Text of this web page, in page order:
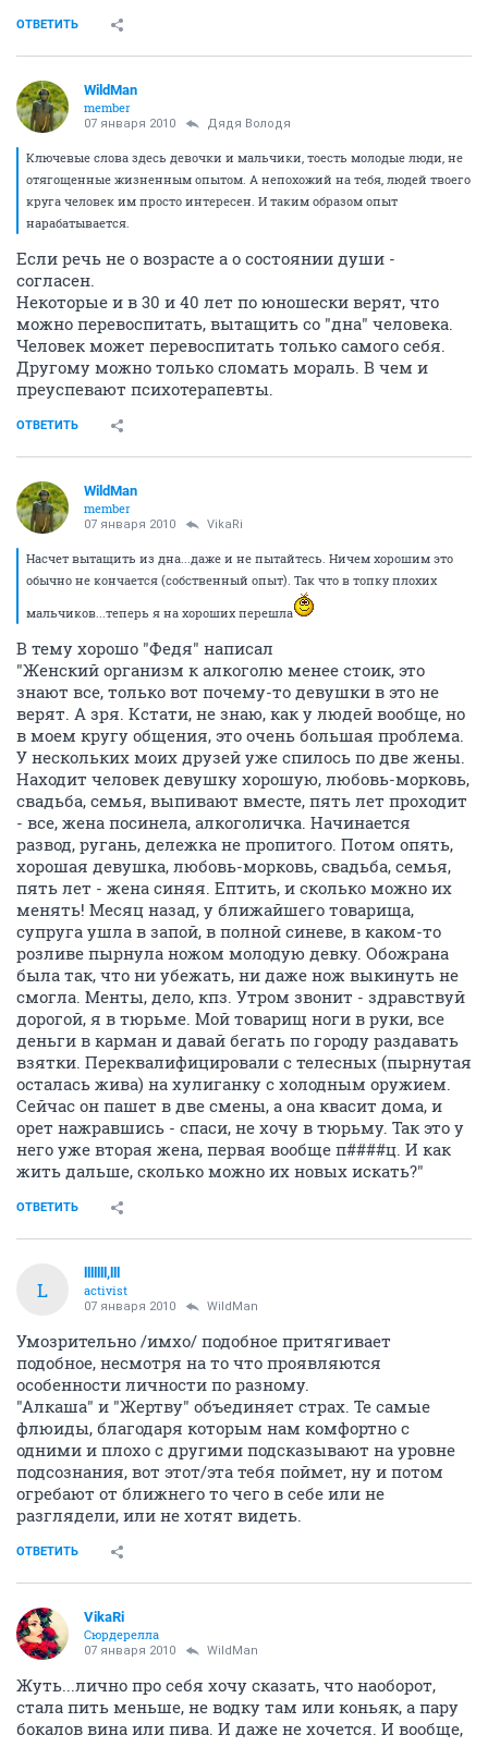
ОТВЕТИТЬ
WildMan
member
07 января 2010 Дядя Володя
Ключевые слова здесь девочки и мальчики, тоесть молодые люди, не
отягощенные жизненным опытом. А непохожий на тебя, людей твоего
круга человек им просто интересен. И таким образом опыт
нарабатывается.
Если речь не о возрасте а о состоянии души -
согласен.
Некоторые и в 30 и 40 лет по юношески верят, что
можно перевоспитать, вытащить со "дна" человека.
Человек может перевоспитать только самого себя.
Другому можно только сломать мораль. В чем и
преуспевают психотерапевты.
ОТВЕТИТЬ
WildMan
member
07 января 2010 VikaRi
Насчет вытащить из дна...даже и не пытайтесь. Ничем хорошим это
обычно не кончается (собственный опыт). Так что в топку плохих
мальчиков...теперь я на хороших перешла
В тему хорошо "Федя" написал
"Женский организм к алкоголю менее стоик, это
знают все, только вот почему-то девушки в это не
верят. А зря. Кстати, не знаю, как у людей вообще, но
в моем кругу общения, это очень большая проблема.
У нескольких моих друзей уже спилось по две жены.
Находит человек девушку хорошую, любовь-морковь,
свадьба, семья, выпивают вместе, пять лет проходит
- все, жена посинела, алкоголичка. Начинается
развод, ругань, дележка не пропитого. Потом опять,
хорошая девушка, любовь-морковь, свадьба, семья,
пять лет - жена синяя. Ептить, и сколько можно их
менять! Месяц назад, у ближайшего товарища,
супруга ушла в запой, в полной синеве, в каком-то
розливе пырнула ножом молодую девку. Обожрана
была так, что ни убежать, ни даже нож выкинуть не
смогла. Менты, дело, кпз. Утром звонит - здравствуй
дорогой, я в тюрьме. Мой товарищ ноги в руки, все
деньги в карман и давай бегать по городу раздавать
взятки. Переквалифицировали с телесных (пырнутая
осталась жива) на хулиганку с холодным оружием.
Сейчас он пашет в две смены, а она квасит дома, и
орет нажравшись - спаси, не хочу в тюрьму. Так это у
него уже вторая жена, первая вообще п####ц. И как
жить дальше, сколько можно их новых искать?"
ОТВЕТИТЬ
L
lllllll,lll
activist
07 января 2010 WildMan
Умозрительно /имхо/ подобное притягивает
подобное, несмотря на то что проявляются
особенности личности по разному.
"Алкаша" и "Жертву" объединяет страх. Те самые
флюиды, благодаря которым нам комфортно с
одними и плохо с другими подсказывают на уровне
подсознания, вот этот/эта тебя поймет, ну и потом
огребают от ближнего то чего в себе или не
разглядели, или не хотят видеть.
ОТВЕТИТЬ
VikaRi
Сюрдерелла
07 января 2010 WildMan
Жуть...лично про себя хочу сказать, что наоборот,
стала пить меньше, не водку там или коньяк, а пару
бокалов вина или пива. И даже не хочется. И вообще,